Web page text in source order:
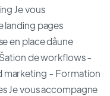
Je vous
landing pages
place dâune
de workflows -
marketing - Formation
Je vous accompagne